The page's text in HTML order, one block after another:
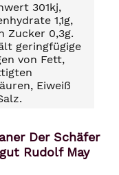
301kj,
1,1g,
Zucker 0,3g.
geringfügige
von Fett,
Eiweiß
Der Schäfer
Rudolf May